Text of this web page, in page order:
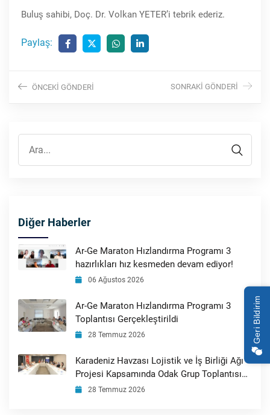
Geri Bildirim
Buluş sahibi, Doç. Dr. Volkan YETER’i tebrik ederiz.
Paylaş:
ÖNCEKI GÖNDERI SONRAKI GÖNDERI
Diğer Haberler
Ar-Ge Maraton Hızlandırma Programı 3
hazırlıkları hız kesmeden devam ediyor!
06 Ağustos 2026
Ar-Ge Maraton Hızlandırma Programı 3
Toplantısı Gerçekleştirildi
28 Temmuz 2026
Karadeniz Havzası Lojistik ve İş Birliği Ağı
Projesi Kapsamında Odak Grup Toplantısı
Gerçekleştirildi
28 Temmuz 2026